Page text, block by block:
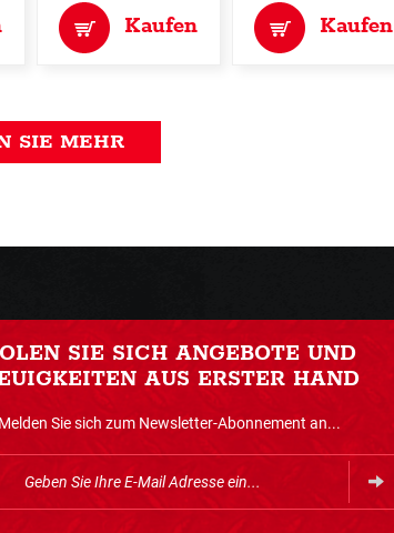
Kaufen
Kaufen
SIE MEHR
SIE SICH ANGEBOTE UND
AUS ERSTER HAND
Melden Sie sich zum Newsletter-Abonnement an...